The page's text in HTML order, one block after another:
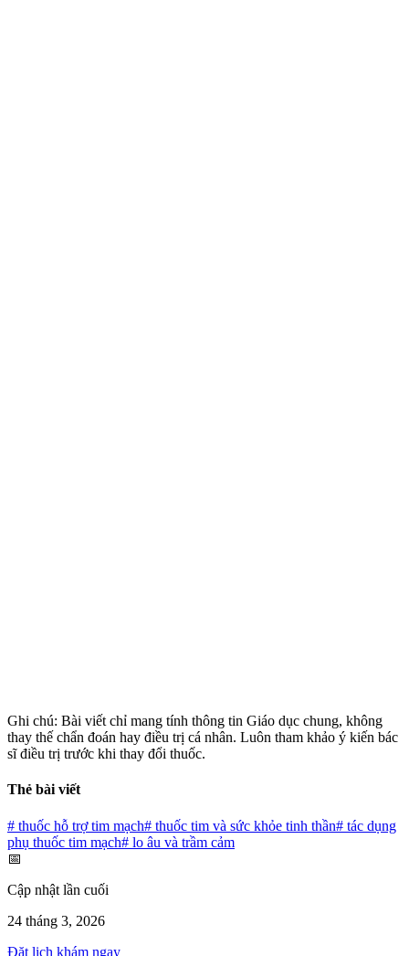
Ghi chú: Bài viết chỉ mang tính thông tin Giáo dục chung, không
thay thế chẩn đoán hay điều trị cá nhân. Luôn tham khảo ý kiến bác
sĩ điều trị trước khi thay đổi thuốc.
Thẻ bài viết
# thuốc hỗ trợ tim mạch# thuốc tim và sức khỏe tinh thần# tác dụng
phụ thuốc tim mạch# lo âu và trầm cảm
📅
Cập nhật lần cuối
24 tháng 3, 2026
Đặt lịch khám ngay